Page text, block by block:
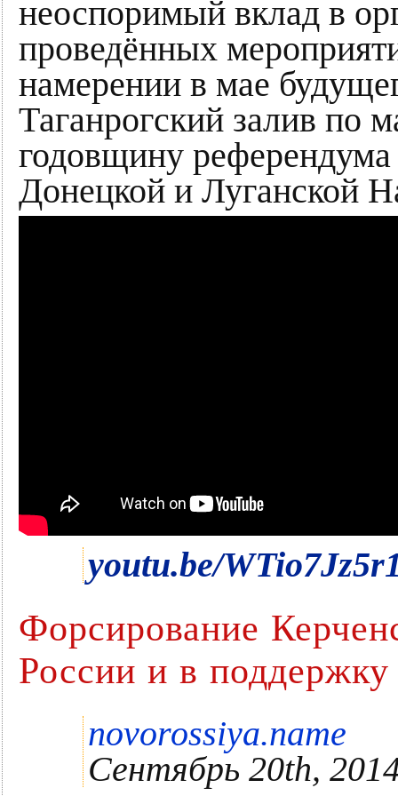
неоспоримый вклад в
проведённых
намерении в мае
Таганрогский залив по
годовщину
Донецкой и Луганской
youtu.be/
Форсирование
России и в
novorossiya.name
Сентябрь 20th,